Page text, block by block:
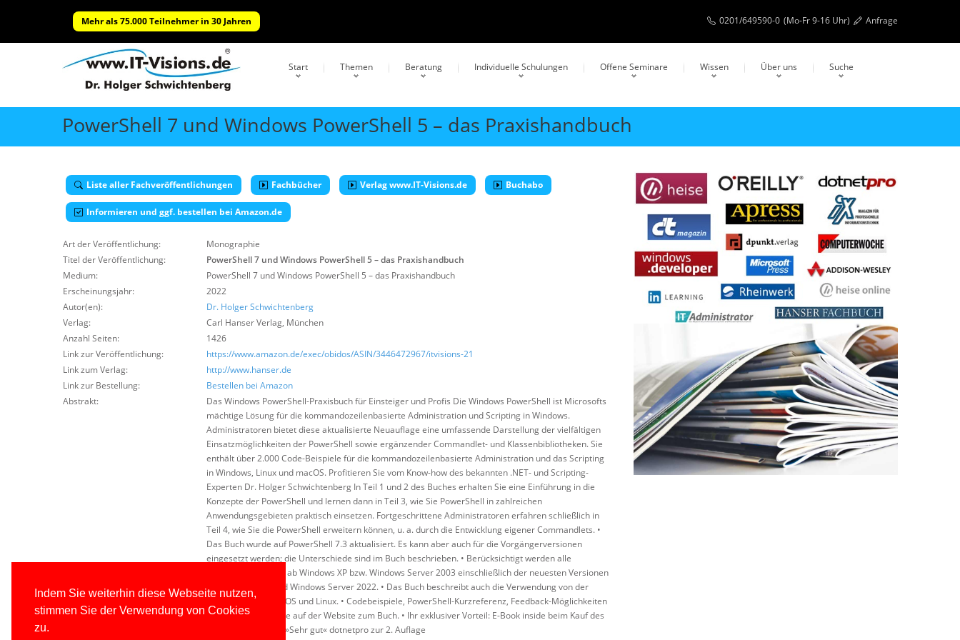
Indem Sie weiterhin diese Webseite nutzen,
stimmen Sie der Verwendung von Cookies
zu.
Mehr als 75.000 Teilnehmer in 30 Jahren 0201/649590-0 (Mo-Fr 9-16 Uhr) Anfrage
Start Themen Beratung Individuelle Schulungen Offene Seminare Wissen Über uns Suche
PowerShell 7 und Windows PowerShell 5 – das Praxishandbuch
Liste aller Fachveröffentlichungen Fachbücher Verlag www.IT-Visions.de Buchabo
Informieren und ggf. bestellen bei Amazon.de
Art der Veröffentlichung:
Monographie
Titel der Veröffentlichung:
PowerShell 7 und Windows PowerShell 5 – das Praxishandbuch
Medium:
PowerShell 7 und Windows PowerShell 5 – das Praxishandbuch
Erscheinungsjahr:
2022
Autor(en):
Dr. Holger Schwichtenberg
Verlag:
Carl Hanser Verlag, München
Anzahl Seiten:
1426
Link zur Veröffentlichung:
https://www.amazon.de/exec/obidos/ASIN/3446472967/itvisions-21
Link zum Verlag:
http://www.hanser.de
Link zur Bestellung:
Bestellen bei Amazon
Abstrakt:
Das Windows PowerShell-Praxisbuch für Einsteiger und Profis Die Windows PowerShell ist Microsofts
mächtige Lösung für die kommandozeilenbasierte Administration und Scripting in Windows.
Administratoren bietet diese aktualisierte Neuauflage eine umfassende Darstellung der vielfältigen
Einsatzmöglichkeiten der PowerShell sowie ergänzender Commandlet- und Klassenbibliotheken. Sie
enthält über 2.000 Code-Beispiele für die kommandozeilenbasierte Administration und das Scripting
in Windows, Linux und macOS. Profitieren Sie vom Know-how des bekannten .NET- und Scripting-
Experten Dr. Holger Schwichtenberg In Teil 1 und 2 des Buches erhalten Sie eine Einführung in die
Konzepte der PowerShell und lernen dann in Teil 3, wie Sie PowerShell in zahlreichen
Anwendungsgebieten praktisch einsetzen. Fortgeschrittene Administratoren erfahren schließlich in
Teil 4, wie Sie die PowerShell erweitern können, u. a. durch die Entwicklung eigener Commandlets. •
Das Buch wurde auf PowerShell 7.3 aktualisiert. Es kann aber auch für die Vorgängerversionen
eingesetzt werden; die Unterschiede sind im Buch beschrieben. • Berücksichtigt werden alle
Windows-Versionen ab Windows XP bzw. Windows Server 2003 einschließlich der neuesten Versionen
von Windows 11 und Windows Server 2022. • Das Buch beschreibt auch die Verwendung von der
PowerShell auf macOS und Linux. • Codebeispiele, PowerShell-Kurzreferenz, Feedback-Möglichkeiten
und Forum finden Sie auf der Website zum Buch. • Ihr exklusiver Vorteil: E-Book inside beim Kauf des
gedruckten Buches »Sehr gut« dotnetpro zur 2. Auflage